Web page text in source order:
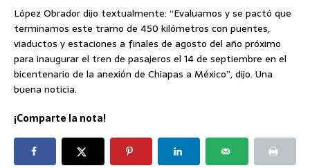
López Obrador dijo textualmente: “Evaluamos y se pactó que
terminamos este tramo de 450 kilómetros con puentes,
viaductos y estaciones a finales de agosto del año próximo
para inaugurar el tren de pasajeros el 14 de septiembre en el
bicentenario de la anexión de Chiapas a México”, dijo. Una
buena noticia.
¡Comparte la nota!